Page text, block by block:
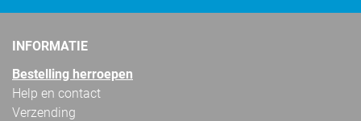
INFORMATIE
Bestelling herroepen
Help en contact
Verzending